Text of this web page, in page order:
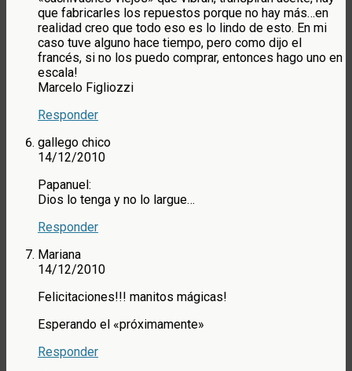
que fabricarles los repuestos porque no hay más…en
realidad creo que todo eso es lo lindo de esto. En mi
caso tuve alguno hace tiempo, pero como dijo el
francés, si no los puedo comprar, entonces hago uno en
escala!
Marcelo Figliozzi
Responder
gallego chico
14/12/2010
Papanuel:
Dios lo tenga y no lo largue…
Responder
Mariana
14/12/2010
Felicitaciones!!! manitos mágicas!
Esperando el «próximamente»
Responder